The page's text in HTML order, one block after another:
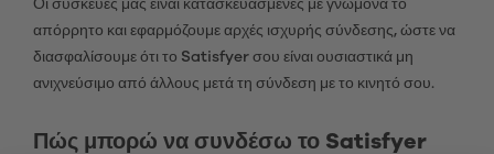
Οι συσκευές μας είναι κατασκευασμένες με γνώμονα το
απόρρητο και εφαρμόζουμε αρχές ισχυρής σύνδεσης, ώστε να
διασφαλίσουμε ότι το Satisfyer σου είναι ουσιαστικά μη
ανιχνεύσιμο από άλλους μετά τη σύνδεση με το κινητό σου.
Πώς μπορώ να συνδέσω το Satisfyer